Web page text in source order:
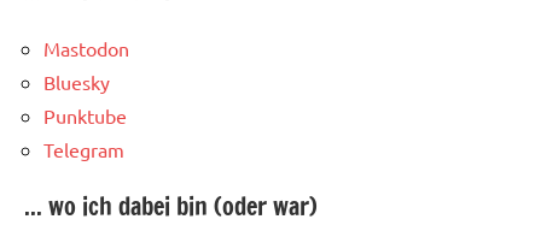
Mastodon
Bluesky
Punktube
Telegram
... wo ich dabei bin (oder war)